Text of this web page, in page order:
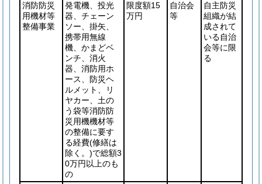
消防防災
用機材等
整備事業
発電機、投光
器、チェーン
ソー、掛矢、
携帯用無線
機、かまどベ
ンチ、消火
器、消防用ホ
ース、防災ヘ
ルメット、リ
ヤカー、土の
う袋等消防防
災用機機材等
の整備に要す
る経費(修繕は
除く。)で総額3
0万円以上のも
の
限度額15
万円
自治会
等
自主防災
組織が結
成されて
いる自治
会等に限
る